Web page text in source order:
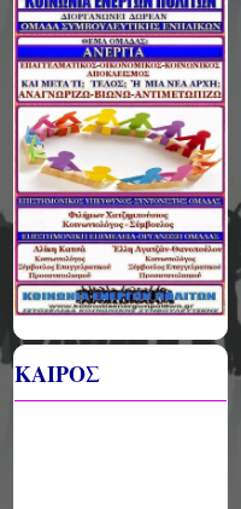
ΚΑΙΡΟΣ